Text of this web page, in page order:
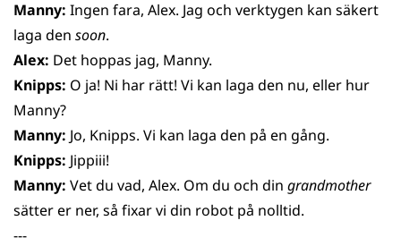
Manny: Ingen fara, Alex. Jag och verktygen kan säkert
laga den soon.
Alex: Det hoppas jag, Manny.
Knipps: O ja! Ni har rätt! Vi kan laga den nu, eller hur
Manny?
Manny: Jo, Knipps. Vi kan laga den på en gång.
Knipps: Jippiii!
Manny: Vet du vad, Alex. Om du och din grandmother
sätter er ner, så fixar vi din robot på nolltid.
---